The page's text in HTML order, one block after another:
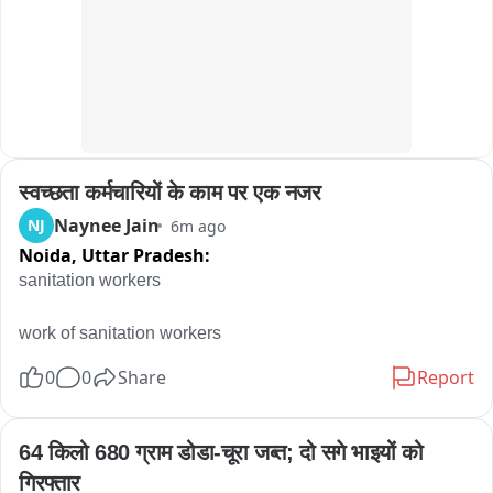
स्वच्छता कर्मचारियों के काम पर एक नजर
NJ Naynee Jain 6m ago
Noida, Uttar Pradesh:
sanitation workers
work of sanitation workers
0 0 Share Report
64 किलो 680 ग्राम डोडा-चूरा जब्त; दो सगे भाइयों को
गिरफ्तार